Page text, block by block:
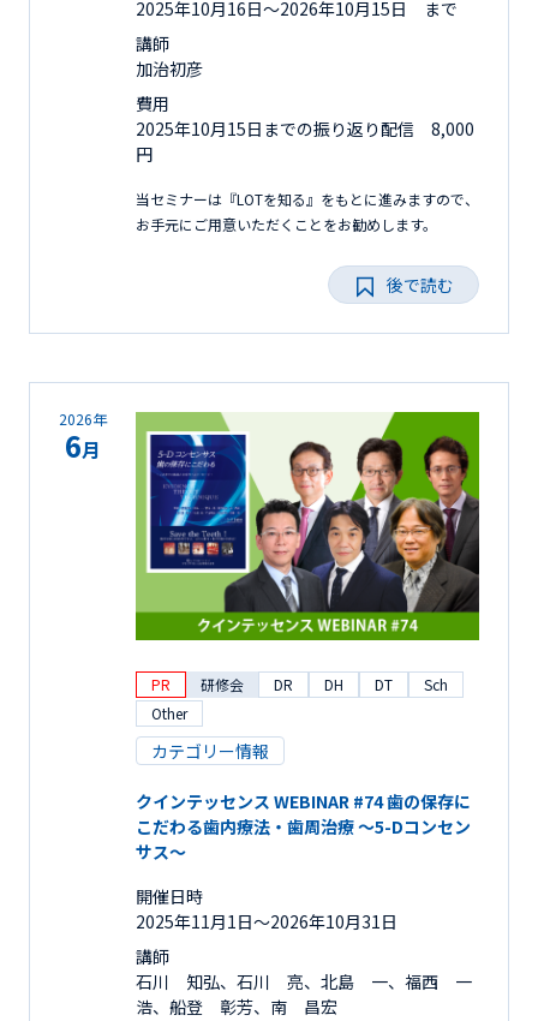
2025年10月16日〜2026年10月15日 まで
講師
加治初彦
費用
2025年10月15日までの振り返り配信 8,000
円
当セミナーは『LOTを知る』をもとに進みますので、
お手元にご用意いただくことをお勧めします。
後で読む
2026年
6月
PR 研修会 DR DH DT
Sch
Other
カテゴリー情報
クインテッセンス WEBINAR #74 歯の保存に
こだわる歯内療法・歯周治療 ～5-Dコンセン
サス～
開催日時
2025年11月1日〜2026年10月31日
講師
石川 知弘、石川 亮、北島 一、福西 一
浩、船登 彰芳、南 昌宏